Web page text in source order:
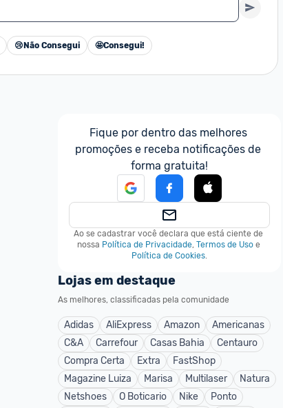
😢 Não Consegui 🤩Consegui!
Fique por dentro das melhores
promoções e receba notificações de
forma gratuita!
Ao se cadastrar você declara que está ciente de
nossa Política de Privacidade, Termos de Uso e
Política de Cookies.
Lojas em destaque
As melhores, classificadas pela comunidade
Adidas AliExpress Amazon
Americanas
C&A
Carrefour Casas Bahia
Centauro
Compra Certa
Extra
FastShop
Magazine Luiza
Marisa Multilaser
Natura
Netshoes
O Boticario Nike
Ponto